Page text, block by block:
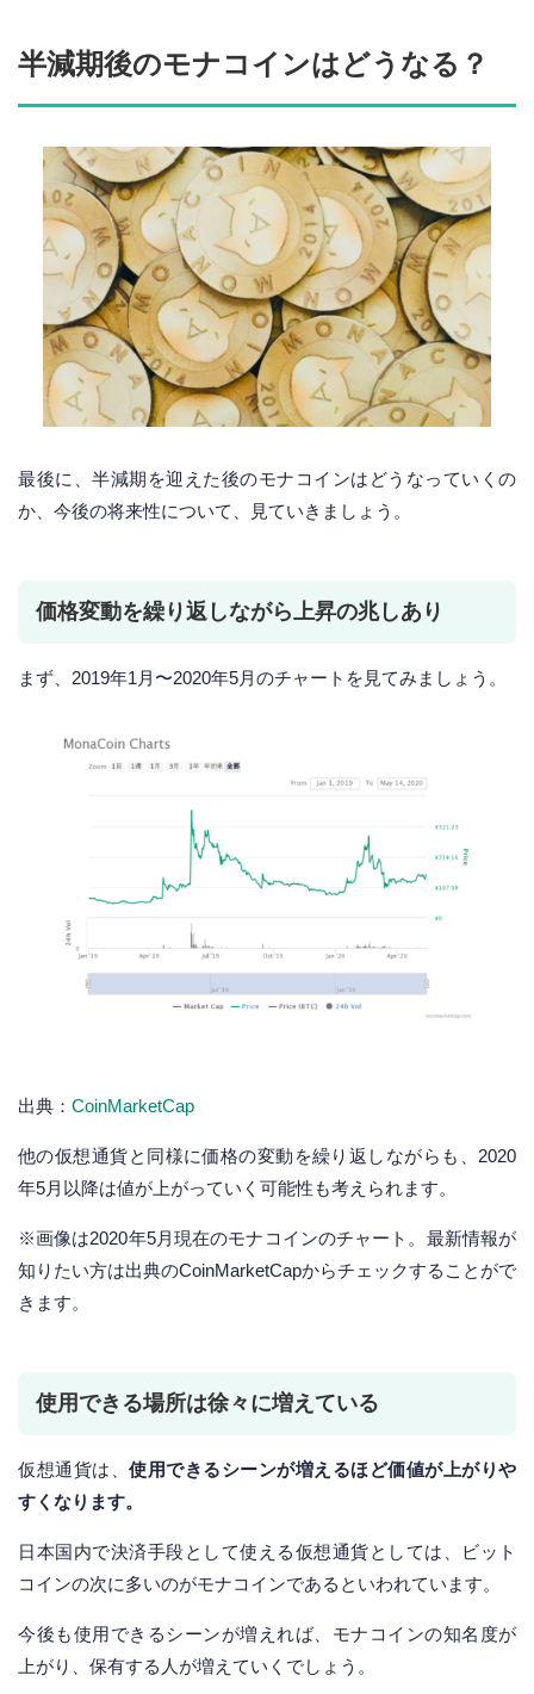
半減期後のモナコインはどうなる？
最後に、半減期を迎えた後のモナコインはどうなっていくの
か、今後の将来性について、見ていきましょう。
価格変動を繰り返しながら上昇の兆しあり
まず、2019年1月〜2020年5月のチャートを見てみましょう。
出典： CoinMarketCap
他の仮想通貨と同様に価格の変動を繰り返しながらも、2020
年5月以降は値が上がっていく可能性も考えられます。
※画像は2020年5月現在のモナコインのチャート。最新情報が
知りたい方は出典のCoinMarketCapからチェックすることがで
きます。
使用できる場所は徐々に増えている
仮想通貨は、 使用できるシーンが増えるほど価値が上がりや
すくなります。
日本国内で決済手段として使える仮想通貨としては、ビット
コインの次に多いのがモナコインであるといわれています。
今後も使用できるシーンが増えれば、モナコインの知名度が
上がり、保有する人が増えていくでしょう。